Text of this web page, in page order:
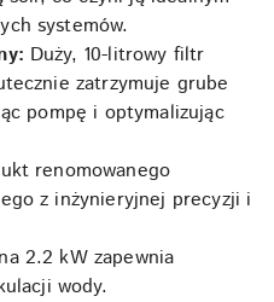
systemów.
Duży, 10-litrowy filtr
zatrzymuje grube
pompę i optymalizując
renomowanego
z inżynieryjnej precyzji i
2.2 kW zapewnia
wody.